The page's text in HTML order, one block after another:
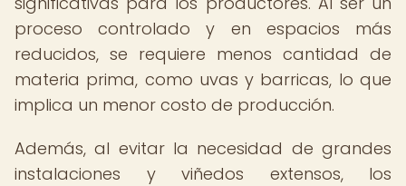
proceso controlado y en espacios más
reducidos, se requiere menos cantidad de
materia prima, como uvas y barricas, lo que
implica un menor costo de producción.
Además, al evitar la necesidad de grandes
instalaciones y viñedos extensos, los